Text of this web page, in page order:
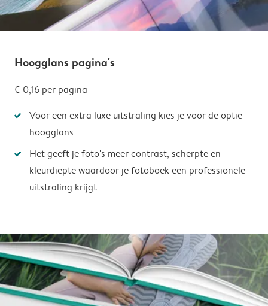
Hoogglans pagina's
€ 0,16 per pagina
Voor een extra luxe uitstraling kies je voor de optie
hoogglans
Het geeft je foto's meer contrast, scherpte en
kleurdiepte waardoor je fotoboek een professionele
uitstraling krijgt